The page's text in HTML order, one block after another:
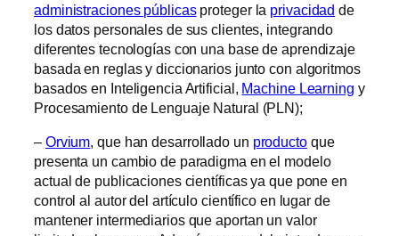
administraciones públicasproteger la privacidad de
los datos personales de sus clientes, integrando
diferentes tecnologías con una base de aprendizaje
basada en reglas y diccionarios junto con algoritmos
basados en Inteligencia Artificial, Machine Learning y
Procesamiento de Lenguaje Natural (PLN);
– Orvium, que han desarrollado un productoque
presenta un cambio de paradigma en el modelo
actual de publicaciones científicas ya que pone en
control al autor del artículo científico en lugar de
mantener intermediarios que aportan un valor